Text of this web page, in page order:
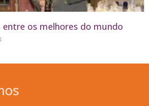
entre os melhores do mundo